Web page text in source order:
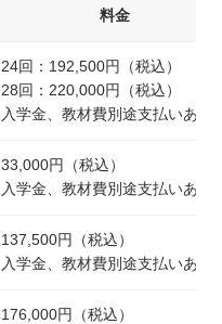
料金
24回：192,500円（税込）
28回：220,000円（税込）
入学金、教材費別途支払いあり
33,000円（税込）
入学金、教材費別途支払いあり
137,500円（税込）
入学金、教材費別途支払いあり
176,000円（税込）